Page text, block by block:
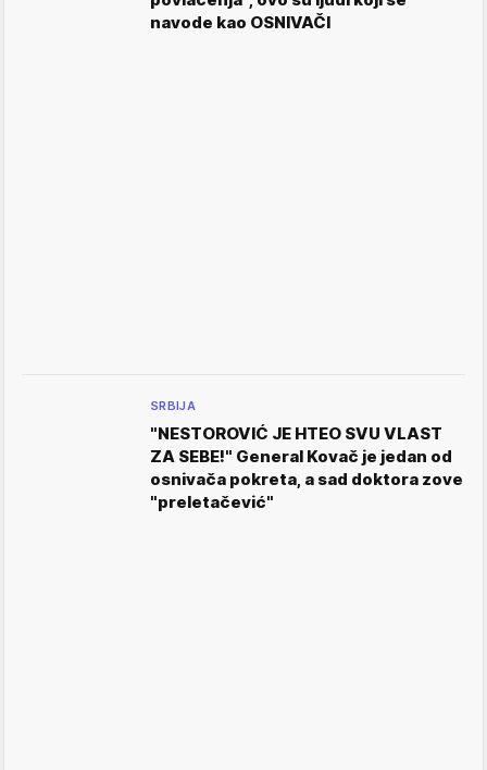
navode kao OSNIVAČI
SRBIJA
"NESTOROVIĆ JE HTEO SVU VLAST
ZA SEBE!" General Kovač je jedan od
osnivača pokreta, a sad doktora zove
"preletačević"